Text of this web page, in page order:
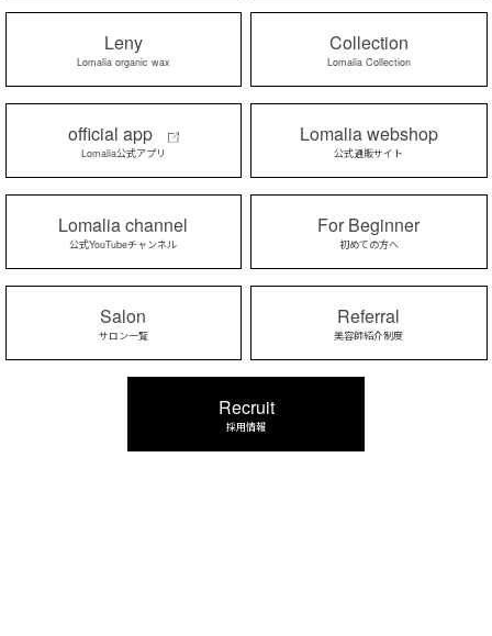
Leny
Lomalia organic wax
Collection
Lomalia Collection
official app
Lomalia公式アプリ
Lomalia webshop
公式通販サイト
Lomalia channel
公式YouTubeチャンネル
For Beginner
初めての方へ
Salon
サロン一覧
Referral
美容師紹介制度
Recruit
採用情報